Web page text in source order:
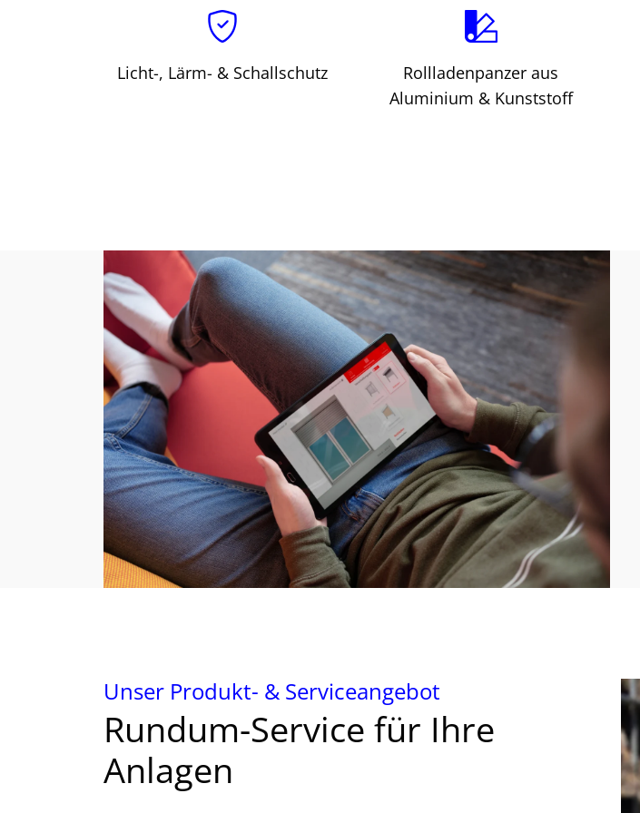
a
l
Licht-, Lärm- & Schallschutz
Rollladenpanzer aus
Aluminium & Kunststoff
Unser Produkt- & Serviceangebot
Rundum-Service für Ihre
Anlagen